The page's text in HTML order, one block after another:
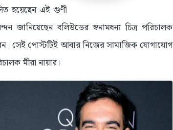
হয়েছেন এই গুণী
জানিয়েছেন বলিউডের স্বনামধন্য চিত্র পরিচালক
সেই পোস্টটিই আবার নিজের সামাজিক যোগাযোগ
মীরা নায়ার।